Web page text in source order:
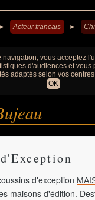
► Acteur francais ►
navigation, vous acceptez
d'audiences et vous
adaptés selon vos
OK
d'exception
maisons d'édition.